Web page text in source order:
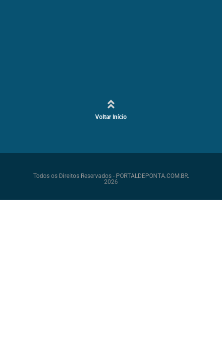
Voltar Início
Todos os Direitos Reservados - PORTALDEPONTA.COM.BR.
2026